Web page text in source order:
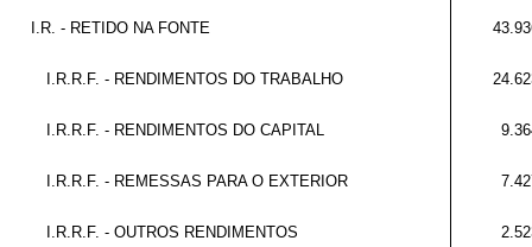
I.R. - RETIDO NA FONTE
I.R.R.F. - RENDIMENTOS DO TRABALHO
I.R.R.F. - RENDIMENTOS DO CAPITAL
I.R.R.F. - REMESSAS PARA O EXTERIOR
I.R.R.F. - OUTROS RENDIMENTOS